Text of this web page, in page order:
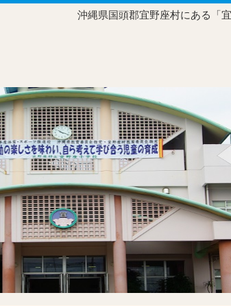
沖縄県国頭郡宜野座村にある「